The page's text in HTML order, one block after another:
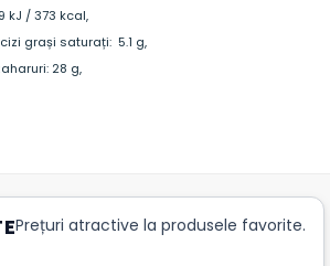
kJ / 373 kcal,
grași saturați: 5.1 g,
zaharuri: 28 g,
Prețuri atractive la produsele favorite.